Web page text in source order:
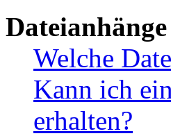
Dateianhänge
Welche
Kann ich
erhalten?